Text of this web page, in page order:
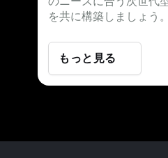
を共に構築しましょう。
もっと見る